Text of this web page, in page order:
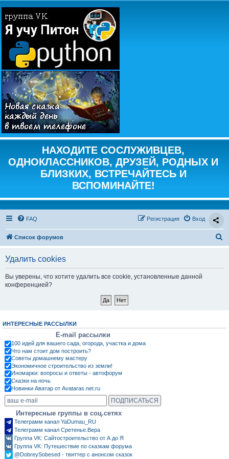
НАХОДИТЕ СОСЛУЖИВЦЕВ,
ОДНОКЛАССНИКОВ, ДРУЗЕЙ, РОДНЫХ И
БЛИЗКИХ, ВСТРЕЧАЙТЕСЬ И
ВСПОМИНАЙТЕ!
FAQ Вход
Регистрация
Список форумов
Удалить cookies
Вы уверены, что хотите удалить все cookie, установленные данной
конференцией?
ИНТЕРЕСНЫЕ РАССЫЛКИ
E-mail рассылки
100 идей для вашего сада, огорода, участка и дома
Что нам стоит дом построить?
Советы домашнему мастеру
Экономичное строительство из земли!
Иномарки: вопросы и ответы - автофорум
Сказки на ночь
Новинки Аватар от Avataras.net.ru
Интересные группы в соц.сетях
Телеграмм канал YaDumau_RU
Телеграмм канал Сретенье.Вера
Группа VK: Сайтостроительство от А до Я
Группа VK: Путешествие по сказкам форума
@DobreySobesed - твиттер с анонсом сказок